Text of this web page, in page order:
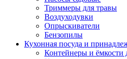
Триммеры для травы
Воздуходувки
Опрыскиватели
Бензопилы
Кухонная посуда и
Контейнеры и ёмкости